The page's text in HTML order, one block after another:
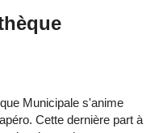
Municipale s'anime
Cette dernière part à